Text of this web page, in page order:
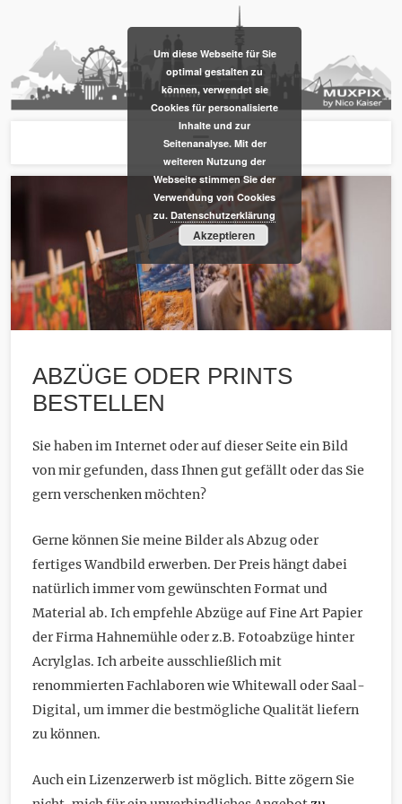
ABZÜGE ODER PRINTS
BESTELLEN
Sie haben im Internet oder auf dieser Seite ein Bild
von mir gefunden, dass Ihnen gut gefällt oder das Sie
gern verschenken möchten?
Gerne können Sie meine Bilder als Abzug oder
fertiges Wandbild erwerben. Der Preis hängt dabei
natürlich immer vom gewünschten Format und
Material ab. Ich empfehle Abzüge auf Fine Art Papier
der Firma Hahnemühle oder z.B. Fotoabzüge hinter
Acrylglas. Ich arbeite ausschließlich mit
renommierten Fachlaboren wie Whitewall oder Saal-
Digital, um immer die bestmögliche Qualität liefern
zu können.
Auch ein Lizenzerwerb ist möglich. Bitte zögern Sie
​Um diese Webseite für Sie
optimal gestalten zu
können, verwendet sie
Cookies für personalisierte
Inhalte und zur
Seitenanalyse. Mit der
weiteren Nutzung der
Webseite stimmen Sie der
Verwendung von Cookies
zu. Datenschutzerklärung
Akzeptieren